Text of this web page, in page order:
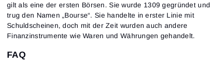
gilt als eine der ersten Börsen. Sie wurde 1309 gegründet und
trug den Namen „Bourse“. Sie handelte in erster Linie mit
Schuldscheinen, doch mit der Zeit wurden auch andere
Finanzinstrumente wie Waren und Währungen gehandelt.
FAQ